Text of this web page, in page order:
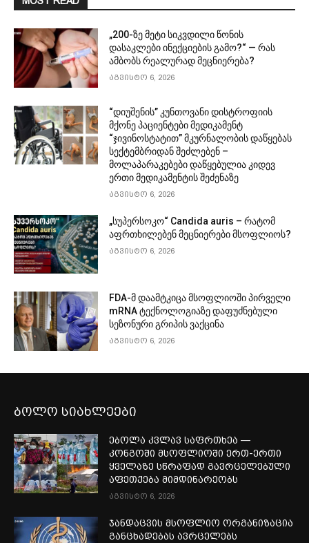
„200-ზე მეტი სიკვდილი წონის
დასაკლები ინექციების გამო?“ — რას
ამბობს რეალურად მეცნიერება?
აგვისტო 6, 2026
“დიუშენის” კუნთოვანი დისტროფიის
მქონე პაციენტები მედიკამენტ
“ჯივინოსტატით” მკურნალობის დაწყებას
სექტემბრიდან შეძლებენ –
მოლაპარაკებები დაწყებულია კიდევ
ერთი მედიკამენტის შეძენაზე
აგვისტო 6, 2026
„სუპერსოკო“ Candida auris – რატომ
აფრთხილებენ მეცნიერები მსოფლიოს?
აგვისტო 6, 2026
FDA-მ დაამტკიცა მსოფლიოში პირველი
mRNA ტექნოლოგიაზე დაფუძნებული
სეზონური გრიპის ვაქცინა
აგვისტო 6, 2026
ბოლო სიახლეები
ებოლა კვლავ საფრთხეა —
კონგოში მსოფლიოში ერთ-ერთი
ყველაზე სწრაფად გავრცელებული
აფეთქება მიმდინარეობს
აგვისტო 6, 2026
ჯანდაცვის მსოფლიო ორგანიზაცია
განცხადებას ავრცელებს